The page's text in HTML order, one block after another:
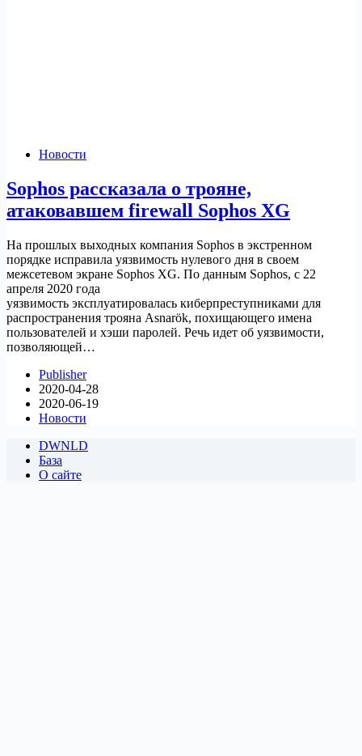
Новости
Sophos рассказала о трояне,
атаковавшем firewall Sophos XG
На прошлых выходных компания Sophos в экстренном
порядке исправила уязвимость нулевого дня в своем
межсетевом экране Sophos XG. По данным Sophos, с 22
апреля 2020 года
уязвимость эксплуатировалась киберпреступниками для
распространения трояна Asnarök, похищающего имена
пользователей и хэши паролей. Речь идет об уязвимости,
позволяющей…
Publisher
2020-04-28
2020-06-19
Новости
DWNLD
База
О сайте